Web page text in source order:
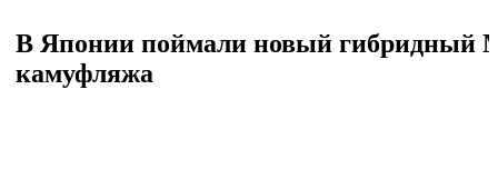
В Японии поймали новый гибридный
камуфляжа